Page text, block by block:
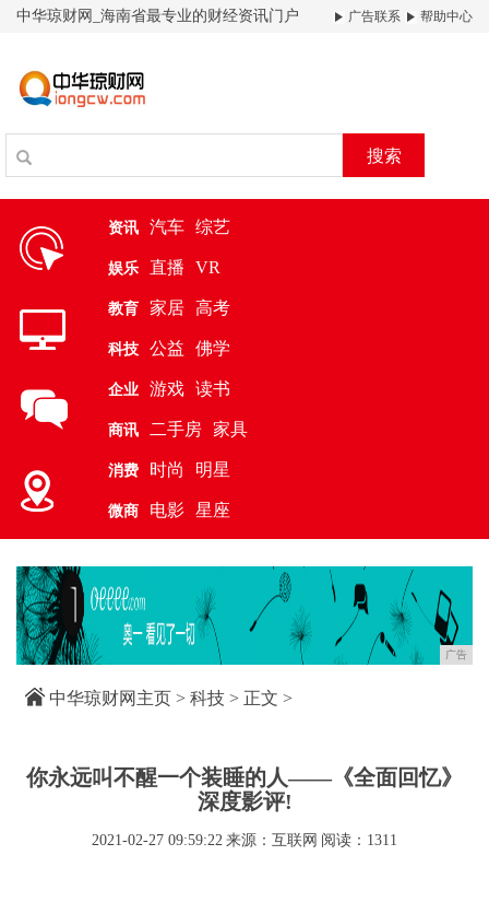
中华琼财网_海南省最专业的财经资讯门户 广告联系 帮助中心
搜索
资讯 汽车 综艺
娱乐 直播 VR
教育 家居 高考
科技 公益 佛学
企业 游戏 读书
商讯 二手房 家具
消费 时尚 明星
微商 电影 星座
广告
中华琼财网主页 > 科技 > 正文 >
你永远叫不醒一个装睡的人——《全面回忆》
深度影评!
2021-02-27 09:59:22 来源：互联网 阅读：1311